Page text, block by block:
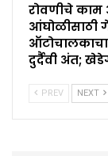
रोवणीचे
आंघोळीसाठी
दुर्दैवी अंत;
PREV NEXT